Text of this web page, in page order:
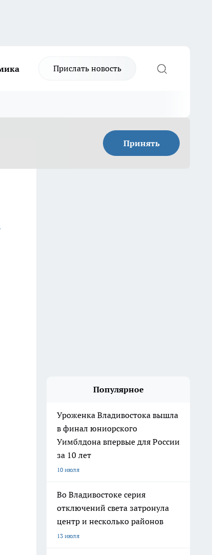
Прислать новость
Принять
Популярное
Уроженка Владивостока вышла
в финал юниорского
Уимблдона впервые для России
за 10 лет
10 июля
Во Владивостоке серия
отключений света затронула
центр и несколько районов
13 июля